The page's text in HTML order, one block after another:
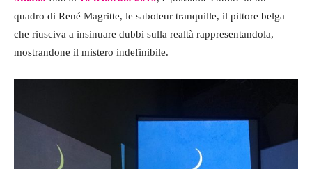
quadro di René Magritte, le saboteur tranquille, il pittore belga
che riusciva a insinuare dubbi sulla realtà rappresentandola,
mostrandone il mistero indefinibile.